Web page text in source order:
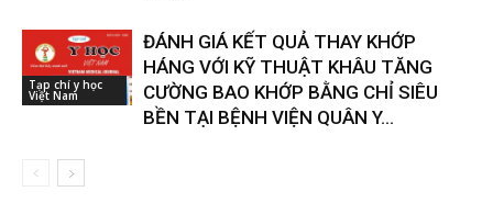
Tạp chí y học
Việt Nam
ĐÁNH GIÁ KẾT QUẢ THAY KHỚP
HÁNG VỚI KỸ THUẬT KHÂU TĂNG
CƯỜNG BAO KHỚP BẰNG CHỈ SIÊU
BỀN TẠI BỆNH VIỆN QUÂN Y...